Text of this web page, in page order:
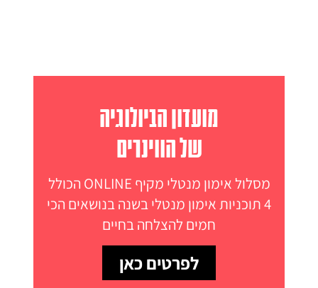
מועדון הביולוגיה
של הווינרים
מסלול אימון מנטלי מקיף ONLINE הכולל
4 תוכניות אימון מנטלי בשנה בנושאים הכי
חמים להצלחה בחיים
לפרטים כאן